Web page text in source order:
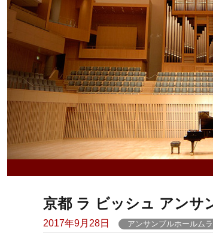
京都 ラ ビッシュ アンサ
Posted
2017年9月28日 アンサンブルホールム